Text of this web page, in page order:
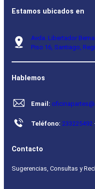
Estamos ubicados en
Avda. Libertador
Piso 16, Santiago,
Hablemos
Email:
Teléfono: 233225492
Contacto
Sugerencias, Consultas y